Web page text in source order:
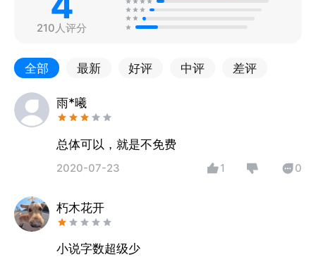
210人评分
全部 最新 好评 中评 差评
雨*曦
总体可以，就是不免费
2020-07-23 1 0
朽木花开
小说字数超级少